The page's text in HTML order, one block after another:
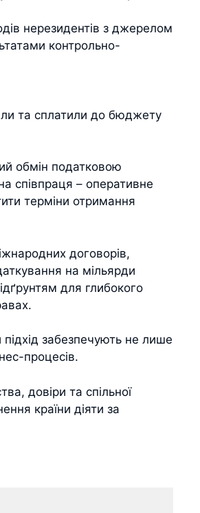
нерезидентів з джерелом
контрольно-
та сплатили до бюджету
обмін податковою
співпраця – оперативне
терміни отримання
договорів,
на мільярди
для глибокого
забезпечують не лише
процесів.
довіри та спільної
країни діяти за